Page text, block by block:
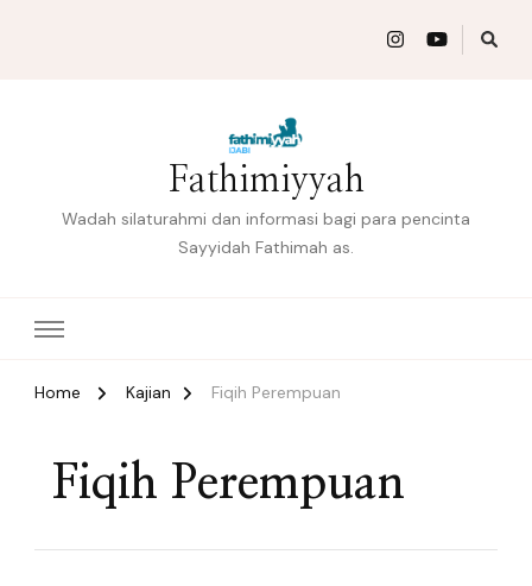
Fathimiyyah
Wadah silaturahmi dan informasi bagi para pencinta
Sayyidah Fathimah as.
Home Kajian Fiqih Perempuan
Fiqih Perempuan